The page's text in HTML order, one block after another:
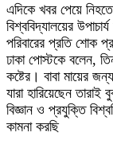
এদিকে খবর পেয়ে
বিশ্ববিদ্যালয়ের
পরিবারের প্রতি শোক
ঢাকা পোস্টকে বলেন,
কষ্টের। বাবা মায়ের
যারা হারিয়েছেন
বিজ্ঞান ও প্রযুক্তি
কামনা করছি